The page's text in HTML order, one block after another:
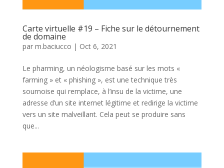
Carte virtuelle #19 – Fiche sur le détournement
de domaine
par m.baciucco | Oct 6, 2021
Le pharming, un néologisme basé sur les mots «
farming » et « phishing », est une technique très
sournoise qui remplace, à l’insu de la victime, une
adresse d’un site internet légitime et redirige la victime
vers un site malveillant. Cela peut se produire sans
que...